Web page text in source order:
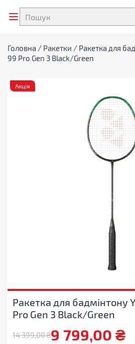
Головна / Ракетки / Ракетка для
99 Pro Gen 3 Black/Green
Акція
Ракетка для бадмінтону
Pro Gen 3 Black/Green
14 399,00₴9 799,00 ₴